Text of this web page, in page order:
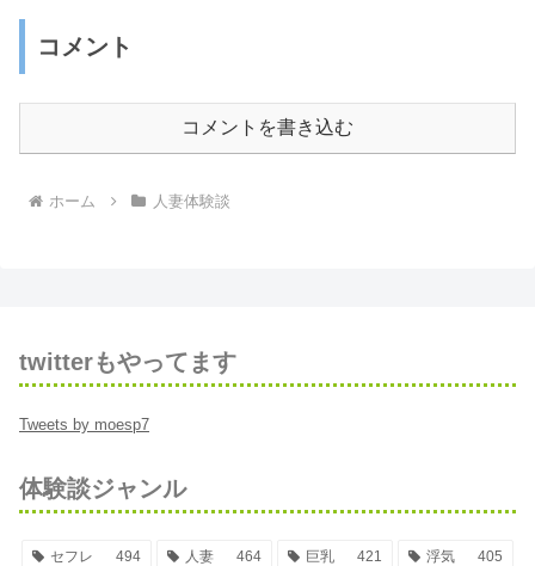
コメント
コメントを書き込む
ホーム 人妻体験談
twitterもやってます
Tweets by moesp7
体験談ジャンル
セフレ 494 人妻 464 巨乳 421 浮気 405